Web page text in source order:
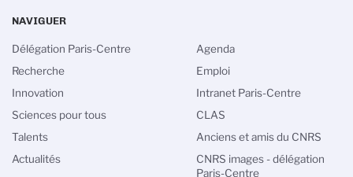
NAVIGUER
Délégation Paris-Centre
Recherche
Innovation
Sciences pour tous
Talents
Actualités
Agenda
Emploi
Intranet Paris-Centre
CLAS
Anciens et amis du CNRS
CNRS images - délégation
Paris-Centre